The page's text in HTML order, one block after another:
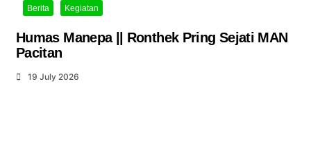
Berita Kegiatan
Humas Manepa || Ronthek Pring Sejati MAN
Pacitan
19 July 2026